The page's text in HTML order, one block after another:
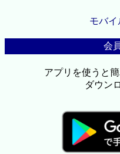
モバイ
会
アプリを使うと
ダウン